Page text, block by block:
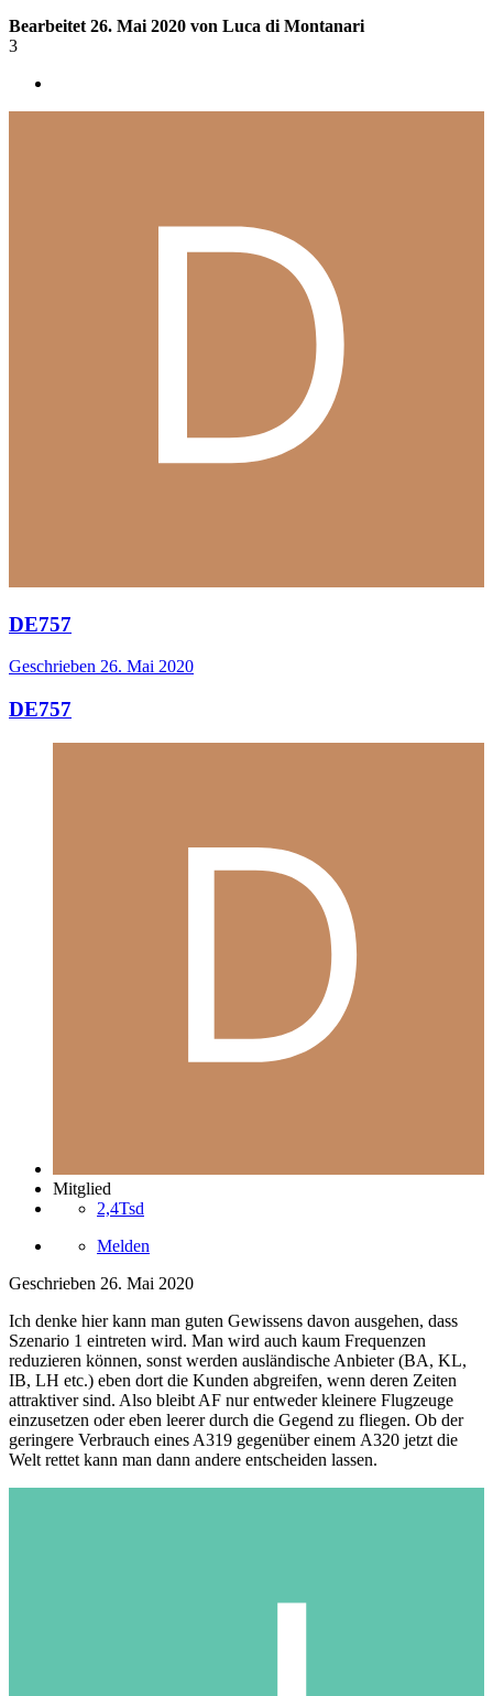
Bearbeitet 26. Mai 2020 von Luca di Montanari
3
DE757
Geschrieben 26. Mai 2020
DE757
Mitglied
2,4Tsd
Melden
Geschrieben 26. Mai 2020
Ich denke hier kann man guten Gewissens davon ausgehen, dass
Szenario 1 eintreten wird. Man wird auch kaum Frequenzen
reduzieren können, sonst werden ausländische Anbieter (BA, KL,
IB, LH etc.) eben dort die Kunden abgreifen, wenn deren Zeiten
attraktiver sind. Also bleibt AF nur entweder kleinere Flugzeuge
einzusetzen oder eben leerer durch die Gegend zu fliegen. Ob der
geringere Verbrauch eines A319 gegenüber einem A320 jetzt die
Welt rettet kann man dann andere entscheiden lassen.